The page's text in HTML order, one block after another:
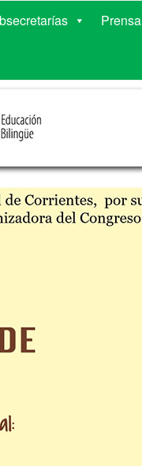
Prensa